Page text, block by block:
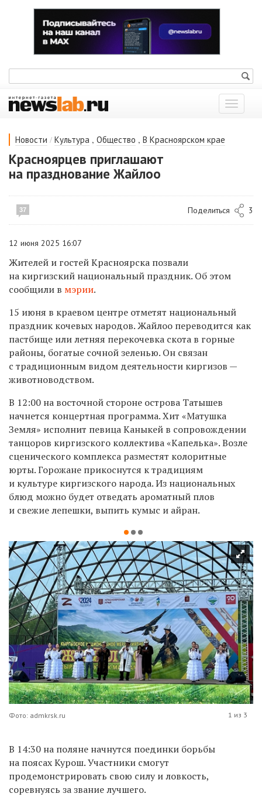
Показать
меню
Новости / Культура , Общество , В Красноярском крае
Красноярцев приглашают
на празднование Жайлоо
37 Поделиться 3
12 июня 2025 16:07
Жителей и гостей Красноярска позвали
на киргизский национальный праздник. Об этом
сообщили в мэрии.
15 июня в краевом центре отметят национальный
праздник кочевых народов. Жайлоо переводится как
пастбище или летняя перекочевка скота в горные
районы, богатые сочной зеленью. Он связан
с традиционным видом деятельности киргизов —
животноводством.
В 12:00 на восточной стороне острова Татышев
начнется концертная программа. Хит «Матушка
Земля» исполнит певица Каныкей в сопровождении
танцоров киргизского коллектива «Капелька». Возле
сценического комплекса разместят колоритные
юрты. Горожане прикоснутся к традициям
и культуре киргизского народа. Из национальных
блюд можно будет отведать ароматный плов
и свежие лепешки, выпить кумыс и айран.
Фото: admkrsk.ru 1 из 3
В 14:30 на поляне начнутся поединки борьбы
на поясах Курош. Участники смогут
продемонстрировать свою силу и ловкость,
соревнуясь за звание лучшего.